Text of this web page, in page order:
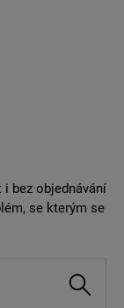
bez objednávání
se kterým se